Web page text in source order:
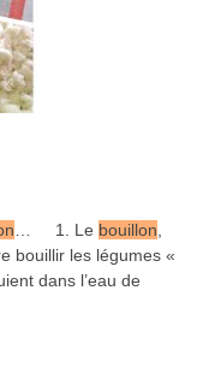
… 1. Le bouillon
bouillir les légumes «
dans l’eau de